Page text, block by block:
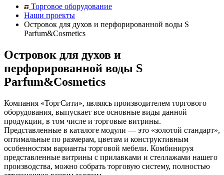
Торговое оборудование
Наши проекты
Островок для духов и перфорированной воды S
Parfum&Cosmetics
Островок для духов и
перфорированной воды S
Parfum&Cosmetics
Компания «ТоргСити», являясь производителем торгового
оборудования, выпускает все основные виды данной
продукции, в том числе и торговые витрины.
Представленные в каталоге модули — это «золотой стандарт»,
оптимальные по размерам, цветам и конструктивным
особенностям варианты торговой мебели. Комбинируя
представленные витрины с прилавками и стеллажами нашего
производства, можно собрать торговую систему, полностью